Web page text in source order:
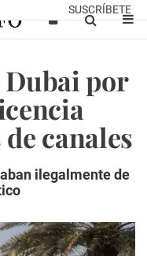
SUSCRÍBETE
Dubai por
canales
ilegalmente de